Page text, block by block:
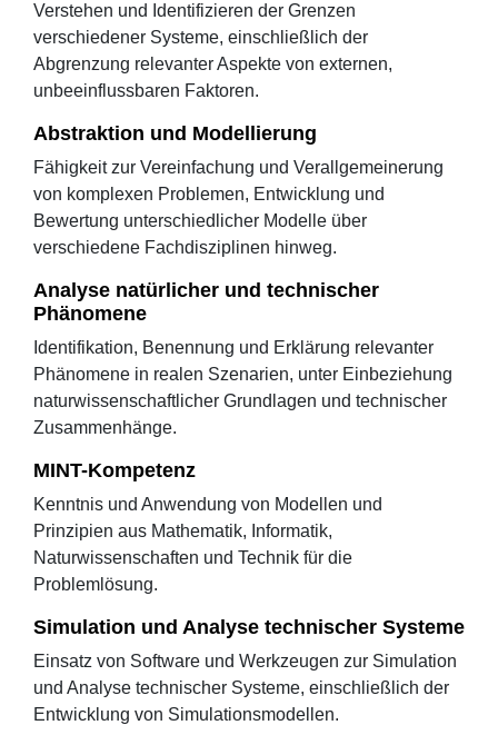
Verstehen und Identifizieren der Grenzen
verschiedener Systeme, einschließlich der
Abgrenzung relevanter Aspekte von externen,
unbeeinflussbaren Faktoren.
Abstraktion und Modellierung
Fähigkeit zur Vereinfachung und Verallgemeinerung
von komplexen Problemen, Entwicklung und
Bewertung unterschiedlicher Modelle über
verschiedene Fachdisziplinen hinweg.
Analyse natürlicher und technischer
Phänomene
Identifikation, Benennung und Erklärung relevanter
Phänomene in realen Szenarien, unter Einbeziehung
naturwissenschaftlicher Grundlagen und technischer
Zusammenhänge.
MINT-Kompetenz
Kenntnis und Anwendung von Modellen und
Prinzipien aus Mathematik, Informatik,
Naturwissenschaften und Technik für die
Problemlösung.
Simulation und Analyse technischer Systeme
Einsatz von Software und Werkzeugen zur Simulation
und Analyse technischer Systeme, einschließlich der
Entwicklung von Simulationsmodellen.